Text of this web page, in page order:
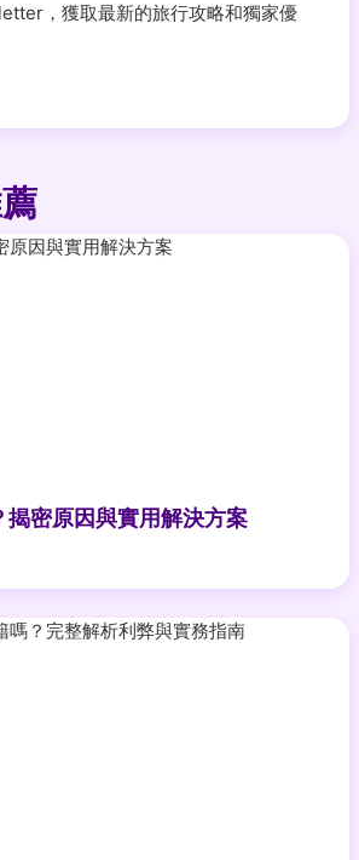
，獲取最新的旅行攻略和獨家優
揭密原因與實用解決方案